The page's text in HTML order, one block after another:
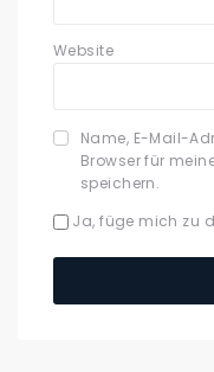
Website
Name, E-Mail-
Browser für
speichern.
Ja, füge mich zu